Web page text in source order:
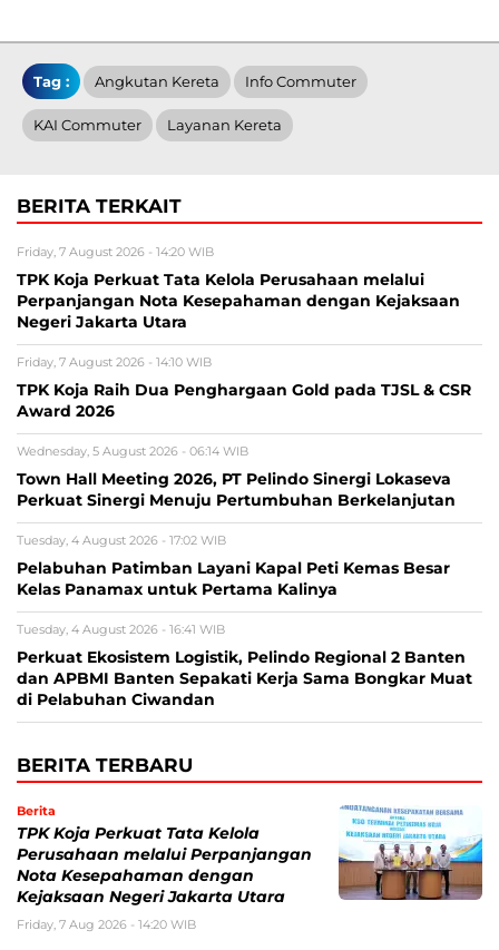
Tag : Angkutan Kereta Info Commuter
KAI Commuter Layanan Kereta
BERITA TERKAIT
Friday, 7 August 2026 - 14:20 WIB
TPK Koja Perkuat Tata Kelola Perusahaan melalui
Perpanjangan Nota Kesepahaman dengan Kejaksaan
Negeri Jakarta Utara
Friday, 7 August 2026 - 14:10 WIB
TPK Koja Raih Dua Penghargaan Gold pada TJSL & CSR
Award 2026
Wednesday, 5 August 2026 - 06:14 WIB
Town Hall Meeting 2026, PT Pelindo Sinergi Lokaseva
Perkuat Sinergi Menuju Pertumbuhan Berkelanjutan
Tuesday, 4 August 2026 - 17:02 WIB
Pelabuhan Patimban Layani Kapal Peti Kemas Besar
Kelas Panamax untuk Pertama Kalinya
Tuesday, 4 August 2026 - 16:41 WIB
Perkuat Ekosistem Logistik, Pelindo Regional 2 Banten
dan APBMI Banten Sepakati Kerja Sama Bongkar Muat
di Pelabuhan Ciwandan
BERITA TERBARU
Berita
TPK Koja Perkuat Tata Kelola
Perusahaan melalui Perpanjangan
Nota Kesepahaman dengan
Kejaksaan Negeri Jakarta Utara
Friday, 7 Aug 2026 - 14:20 WIB